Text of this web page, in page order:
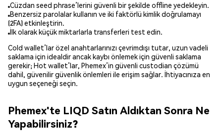
Cüzdan seed phrase’lerini güvenli bir şekilde offline yedekleyin.
Benzersiz parolalar kullanın ve iki faktörlü kimlik doğrulamayı
(2FA) etkinleştirin.
İlk olarak küçük miktarlarla transferleri test edin.
Cold wallet’lar özel anahtarlarınızı çevrimdışı tutar, uzun vadeli
saklama için idealdir ancak kaybı önlemek için güvenli saklama
gerekir; Hot wallet’lar, Phemex’in güvenli custodian çözümü
dahil, güvenilir güvenlik önlemleri ile erişim sağlar. İhtiyacınıza en
uygun seçeneği seçin.
Phemex'te LIQD Satın Aldıktan Sonra Ne
Yapabilirsiniz?